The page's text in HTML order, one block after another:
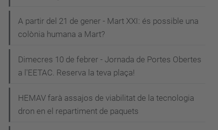
A partir del 21 de gener - Mart XXI: és possible una
colònia humana a Mart?
Dimecres 10 de febrer - Jornada de Portes Obertes
a l'EETAC. Reserva la teva plaça!
HEMAV farà assajos de viabilitat de la tecnologia
dron en el repartiment de paquets